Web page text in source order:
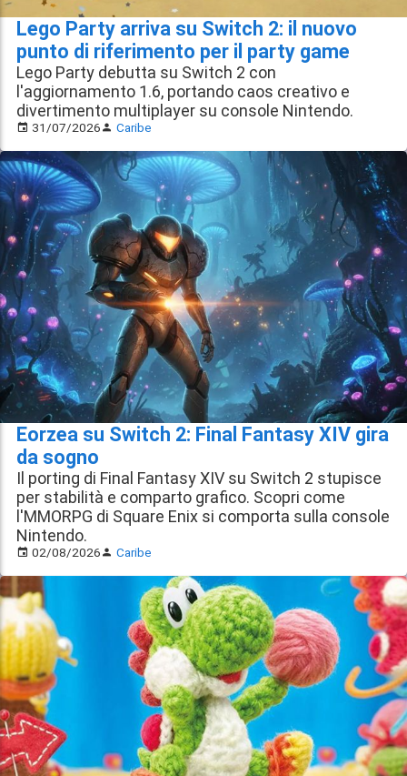
Lego Party arriva su Switch 2: il nuovo
punto di riferimento per il party game
Lego Party debutta su Switch 2 con
l'aggiornamento 1.6, portando caos creativo e
divertimento multiplayer su console Nintendo.
31/07/2026 Caribe
Eorzea su Switch 2: Final Fantasy XIV gira
da sogno
Il porting di Final Fantasy XIV su Switch 2 stupisce
per stabilità e comparto grafico. Scopri come
l'MMORPG di Square Enix si comporta sulla console
Nintendo.
02/08/2026 Caribe